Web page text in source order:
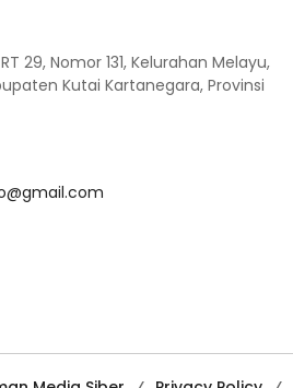
29, Nomor 131, Kelurahan Melayu,
Kutai Kartanegara, Provinsi